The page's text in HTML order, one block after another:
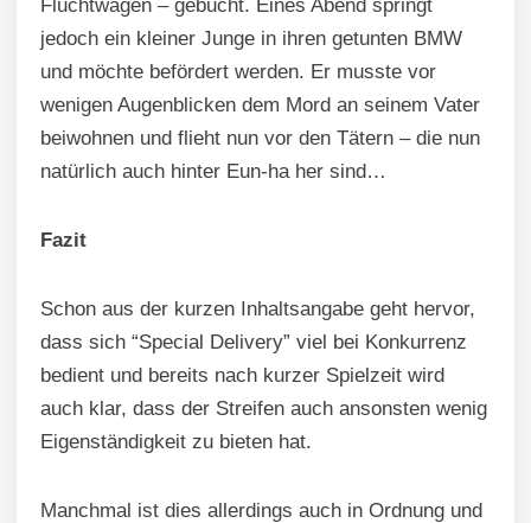
Fluchtwagen – gebucht. Eines Abend springt
jedoch ein kleiner Junge in ihren getunten BMW
und möchte befördert werden. Er musste vor
wenigen Augenblicken dem Mord an seinem Vater
beiwohnen und flieht nun vor den Tätern – die nun
natürlich auch hinter Eun-ha her sind…
Fazit
Schon aus der kurzen Inhaltsangabe geht hervor,
dass sich “Special Delivery” viel bei Konkurrenz
bedient und bereits nach kurzer Spielzeit wird
auch klar, dass der Streifen auch ansonsten wenig
Eigenständigkeit zu bieten hat.
Manchmal ist dies allerdings auch in Ordnung und